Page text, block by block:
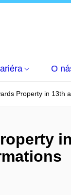
O
Property in 13th